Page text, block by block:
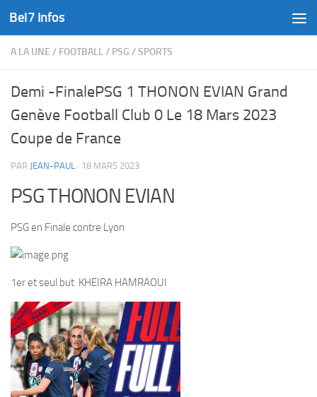
Skip to content
Bel7 Infos
A LA UNE / FOOTBALL/ PSG /SPORTS
Demi -FinalePSG 1 THONON EVIAN Grand
Genève Football Club 0 Le 18 Mars 2023
Coupe de France
PAR JEAN-PAUL · 18 MARS 2023
PSG THONON EVIAN
PSG en Finale contre Lyon
1er et seul but KHEIRA HAMRAOUI